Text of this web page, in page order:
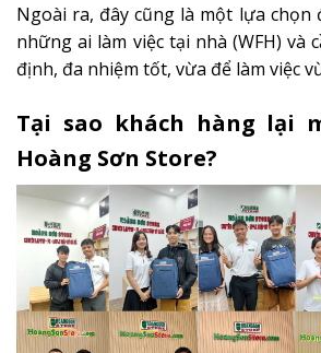
Ngoài ra, đây cũng là một lựa chọn
những ai làm việc tại nhà (WFH) và
định, đa nhiệm tốt, vừa để làm việc
Tại sao khách hàng lại
Hoàng Sơn Store?